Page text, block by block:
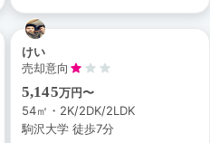
けい
売却意向
5,145万円〜
54㎡・2K/2DK/2LDK
駒沢大学 徒歩7分